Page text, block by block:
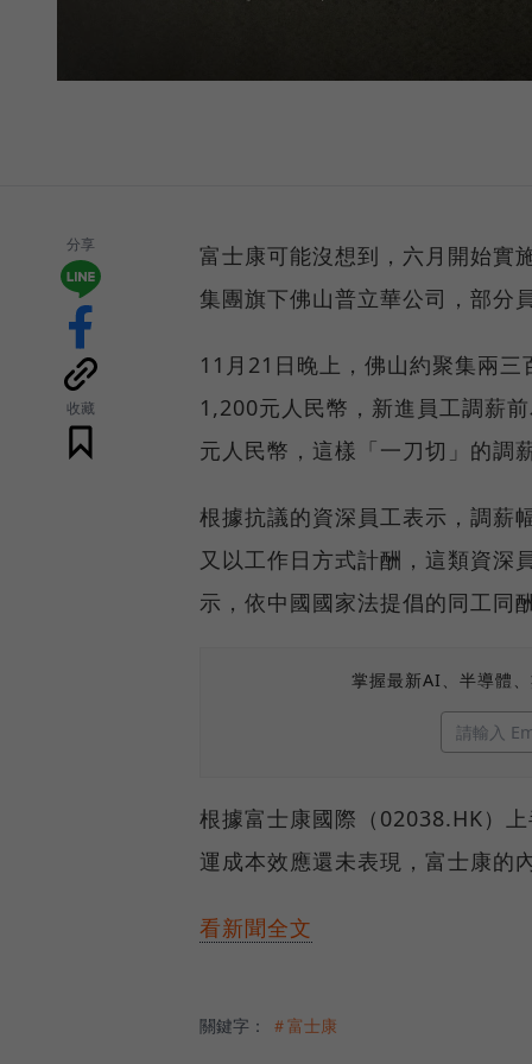
分享
收藏
富士康可能沒想到，六月開始實
集團旗下佛山普立華公司，部分
11月21日晚上，佛山約聚集兩
1,200元人民幣，新進員工調薪
元人民幣，這樣「一刀切」的調
根據抗議的資深員工表示，調薪
又以工作日方式計酬，這類資深
示，依中國國家法提倡的同工同
掌握最新AI、半導體
根據富士康國際（02038.HK）
運成本效應還未表現，富士康的
看新聞全文
關鍵字： ＃富士康